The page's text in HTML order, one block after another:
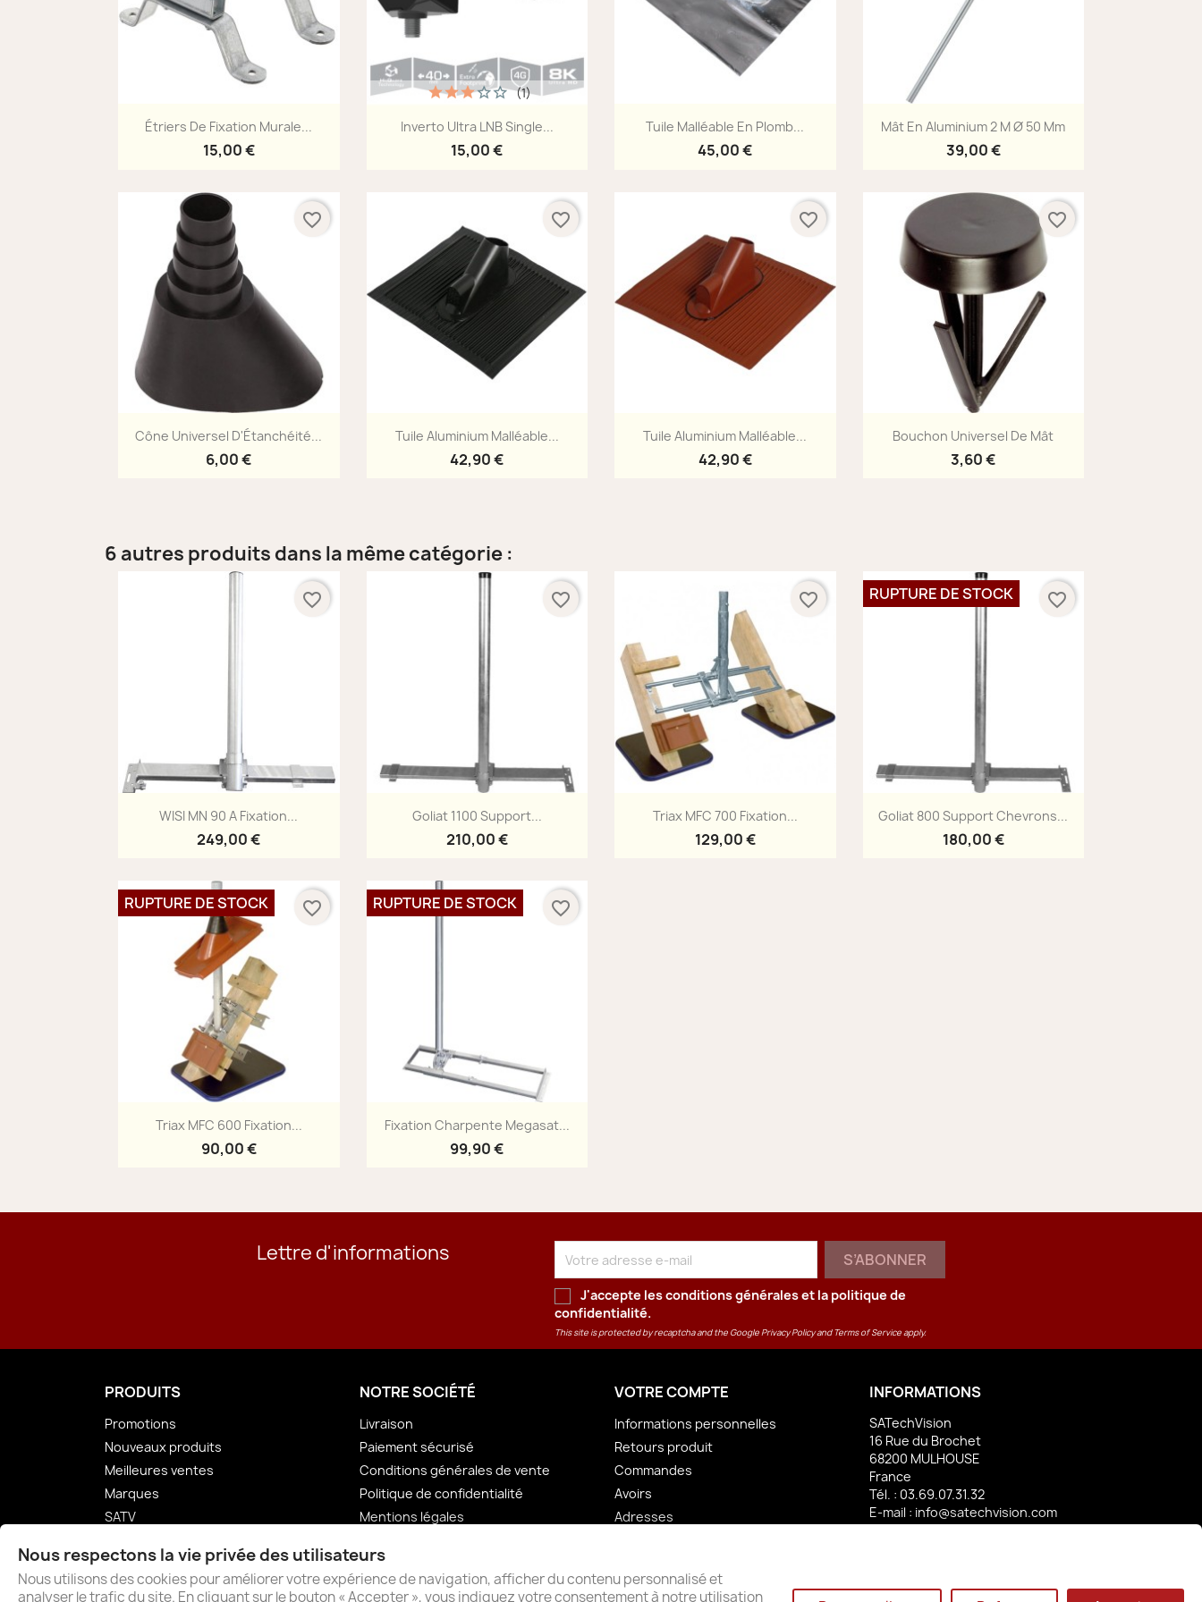
 Aperçu rapide
Étriers De Fixation Murale...
15,00 €
Aperçu rapide
Inverto Ultra LNB Single...
15,00 €
(1)
Aperçu rapide
Tuile Malléable En Plomb...
45,00 €
Aperçu rapide
Mât En Aluminium 2 M Ø 50 Mm
39,00 €
Aperçu rapide
Cône Universel D'Étanchéité...
6,00 €
favorite_border
Aperçu rapide
Tuile Aluminium Malléable...
42,90 €
favorite_border
Aperçu rapide
Tuile Aluminium Malléable...
42,90 €
favorite_border
Aperçu rapide
Bouchon Universel De Mât
3,60 €
favorite_border
6 autres produits dans la même catégorie :
Aperçu rapide
WISI MN 90 A Fixation...
249,00 €
favorite_border
Aperçu rapide
Goliat 1100 Support...
210,00 €
favorite_border
 Aperçu rapide
Triax MFC 700 Fixation...
129,00 €
favorite_border
Aperçu rapide
Goliat 800 Support Chevrons...
180,00 €
RUPTURE DE STOCK favorite_border
Aperçu rapide
Triax MFC 600 Fixation...
90,00 €
RUPTURE DE STOCK favorite_border
Aperçu rapide
Fixation Charpente Megasat...
99,90 €
RUPTURE DE STOCK favorite_border
Lettre d'informations
J'accepte les conditions générales et la politique de
confidentialité.
This site is protected by recaptcha and the GooglePrivacy PolicyandTerms of Serviceapply.
PRODUITS
Promotions
Nouveaux produits
Meilleures ventes
Marques
SATV
NOTRE SOCIÉTÉ
Livraison
Paiement sécurisé
Conditions générales de vente
Politique de confidentialité
Mentions légales
Plan du site
Magasin
VOTRE COMPTE
Informations personnelles
Retours produit
Commandes
Avoirs
Adresses
INFORMATIONS
SATechVision
16 Rue du Brochet
68200 MULHOUSE
France
Tél. : 03.69.07.31.32
E-mail : info@satechvision.com
Nous respectons la vie privée des utilisateurs
Nous utilisons des cookies pour améliorer votre expérience de navigation, afficher du contenu personnalisé et
analyser le trafic du site. En cliquant sur le bouton « Accepter », vous indiquez votre consentement à notre utilisation